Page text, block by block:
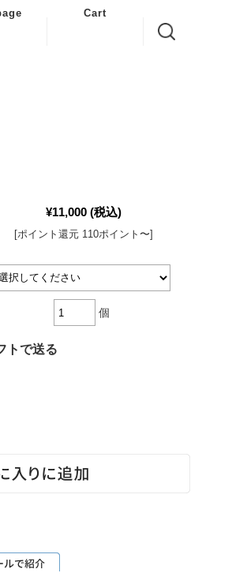
Cart
¥11,000 (税込)
[ポイント還元 110ポイント〜]
個
トで送る